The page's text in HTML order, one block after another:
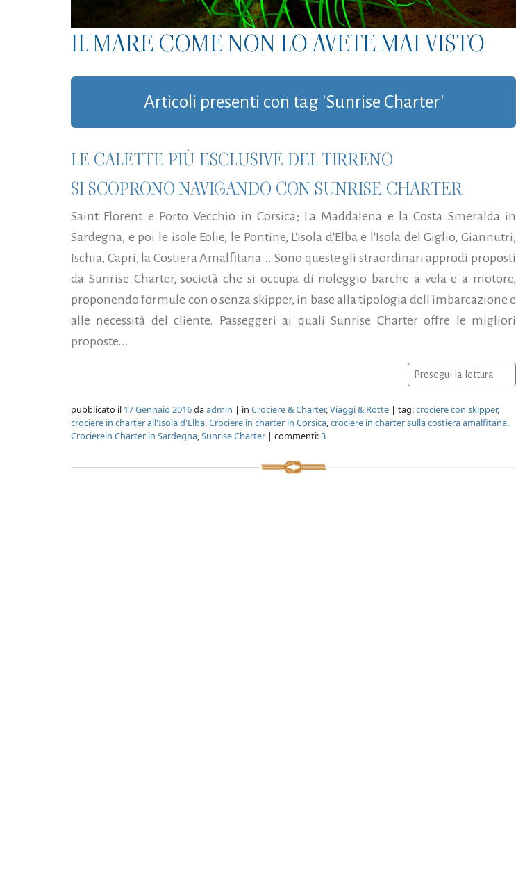
IL MARE COME NON LO AVETE MAI VISTO
Articoli presenti con tag 'Sunrise Charter'
LE CALETTE PIÙ ESCLUSIVE DEL TIRRENO
SI SCOPRONO NAVIGANDO CON SUNRISE CHARTER
Saint Florent e Porto Vecchio in Corsica; La Maddalena e la Costa Smeralda in
Sardegna, e poi le isole Eolie, le Pontine, L'Isola d'Elba e l'Isola del Giglio, Giannutri,
Ischia, Capri, la Costiera Amalfitana... Sono queste gli straordinari approdi proposti
da Sunrise Charter, società che si occupa di noleggio barche a vela e a motore,
proponendo formule con o senza skipper, in base alla tipologia dell'imbarcazione e
alle necessità del cliente. Passeggeri ai quali Sunrise Charter offre le migliori
proposte...
Prosegui la lettura
pubblicato il 17 Gennaio 2016daadmin | in Crociere & Charter,Viaggi & Rotte | tag:crociere con skipper,
crociere in charter all'Isola d'Elba,Crociere in charter in Corsica,crociere in charter sulla costiera amalfitana,
Crocierein Charter in Sardegna,Sunrise Charter | commenti:3